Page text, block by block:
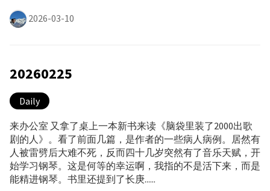
2026-03-10
20260225
Daily
来办公室 又拿了桌上一本新书来读《脑袋里装了2000出歌
剧的人》。看了前面几篇，是作者的一些病人病例。居然有
人被雷劈后大难不死，反而四十几岁突然有了音乐天赋，开
始学习钢琴。这是何等的幸运啊，我指的不是活下来，而是
能精进钢琴。书里还提到了长庚......